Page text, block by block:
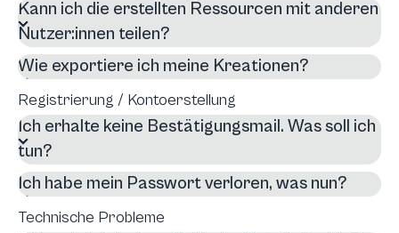
Kann ich die erstellten Ressourcen mit anderen
Nutzer:innen teilen?
Wie exportiere ich meine Kreationen?
Registrierung / Kontoerstellung
Ich erhalte keine Bestätigungsmail. Was soll ich
tun?
Ich habe mein Passwort verloren, was nun?
Technische Probleme